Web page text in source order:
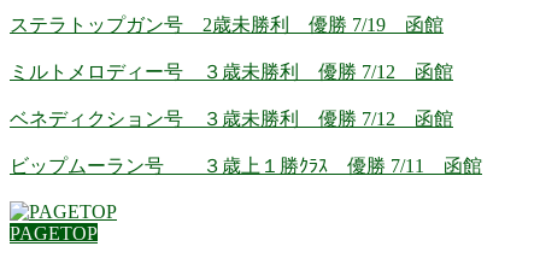
ステラトップガン号 2歳未勝利 優勝 7/19 函館
ミルトメロディー号 ３歳未勝利 優勝 7/12 函館
ベネディクション号 ３歳未勝利 優勝 7/12 函館
ビップムーラン号 ３歳上１勝ｸﾗｽ 優勝 7/11 函館
PAGETOP